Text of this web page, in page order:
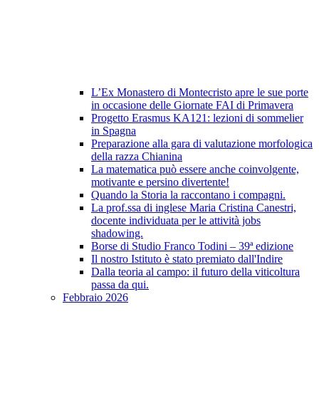
L’Ex Monastero di Montecristo apre le sue porte
in occasione delle Giornate FAI di Primavera
Progetto Erasmus KA121: lezioni di sommelier
in Spagna
Preparazione alla gara di valutazione morfologica
della razza Chianina
La matematica può essere anche coinvolgente,
motivante e persino divertente!
Quando la Storia la raccontano i compagni.
La prof.ssa di inglese Maria Cristina Canestri,
docente individuata per le attività jobs
shadowing.
Borse di Studio Franco Todini – 39ª edizione
Il nostro Istituto è stato premiato dall'Indire
Dalla teoria al campo: il futuro della viticoltura
passa da qui.
Febbraio 2026